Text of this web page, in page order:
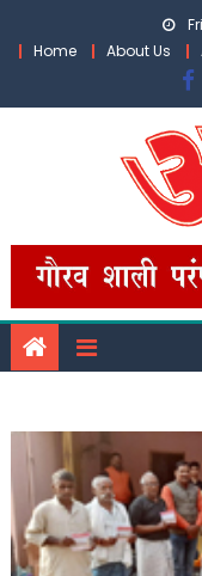
Home
About Us